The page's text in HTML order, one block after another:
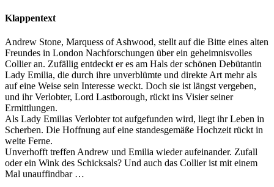
Klappentext
Andrew Stone, Marquess of Ashwood, stellt auf die Bitte eines alten
Freundes in London Nachforschungen über ein geheimnisvolles
Collier an. Zufällig entdeckt er es am Hals der schönen Debütantin
Lady Emilia, die durch ihre unverblümte und direkte Art mehr als
auf eine Weise sein Interesse weckt. Doch sie ist längst vergeben,
und ihr Verlobter, Lord Lastborough, rückt ins Visier seiner
Ermittlungen.
Als Lady Emilias Verlobter tot aufgefunden wird, liegt ihr Leben in
Scherben. Die Hoffnung auf eine standesgemäße Hochzeit rückt in
weite Ferne.
Unverhofft treffen Andrew und Emilia wieder aufeinander. Zufall
oder ein Wink des Schicksals? Und auch das Collier ist mit einem
Mal unauffindbar …